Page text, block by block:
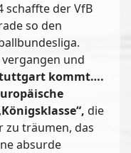
schaffte der VfB
so den
und
kommt….
die
zu träumen, das
absurde